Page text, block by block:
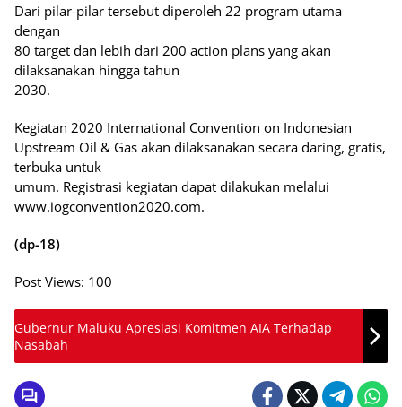
Dari pilar-pilar tersebut diperoleh 22 program utama
dengan
80 target dan lebih dari 200 action plans yang akan
dilaksanakan hingga tahun
2030.
Kegiatan 2020 International Convention on Indonesian
Upstream Oil & Gas akan dilaksanakan secara daring, gratis,
terbuka untuk
umum. Registrasi kegiatan dapat dilakukan melalui
www.iogconvention2020.com.
(dp-18)
Post Views: 100
Gubernur Maluku Apresiasi Komitmen AIA Terhadap
Nasabah